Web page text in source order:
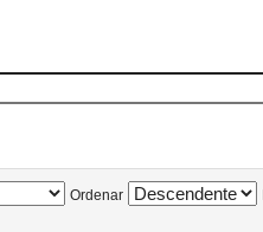
Ordenar